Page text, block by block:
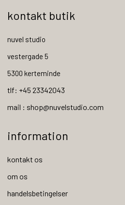
kontakt butik
nuvel studio
vestergade 5
5300 kerteminde
tlf: +45 23342043
mail : shop@nuvelstudio.com
information
kontakt os
om os
handelsbetingelser